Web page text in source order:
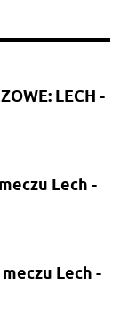
LECH -
Lech -
Lech -